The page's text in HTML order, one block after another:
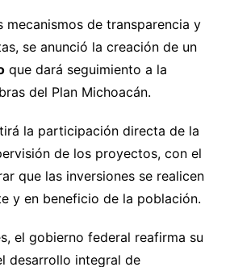
mecanismos de transparencia y
se anunció la creación de un
que dará seguimiento a la
del Plan Michoacán.
la participación directa de la
de los proyectos, con el
que las inversiones se realicen
y en beneficio de la población.
el gobierno federal reafirma su
desarrollo integral de